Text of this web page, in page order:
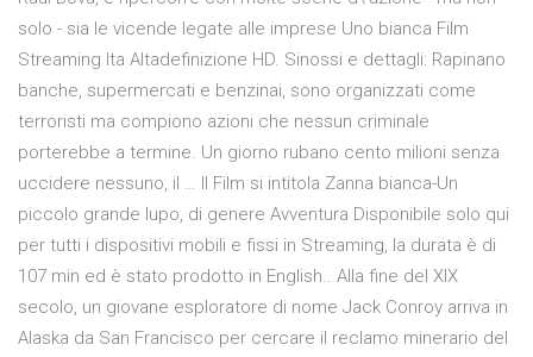
solo - sia le vicende legate alle imprese Uno bianca Film
Streaming Ita Altadefinizione HD. Sinossi e dettagli: Rapinano
banche, supermercati e benzinai, sono organizzati come
terroristi ma compiono azioni che nessun criminale
porterebbe a termine. Un giorno rubano cento milioni senza
uccidere nessuno, il … Il Film si intitola Zanna bianca-Un
piccolo grande lupo, di genere Avventura Disponibile solo qui
per tutti i dispositivi mobili e fissi in Streaming, la durata è di
107 min ed è stato prodotto in English.. Alla fine del XIX
secolo, un giovane esploratore di nome Jack Conroy arriva in
Alaska da San Francisco per cercare il reclamo minerario del